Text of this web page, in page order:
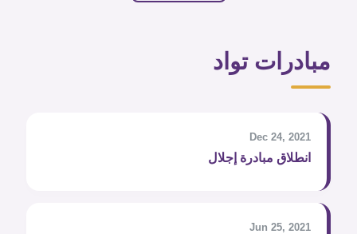
مبادرات تواد
Dec 24, 2021
انطلاق مبادرة إجلال
Jun 25, 2021